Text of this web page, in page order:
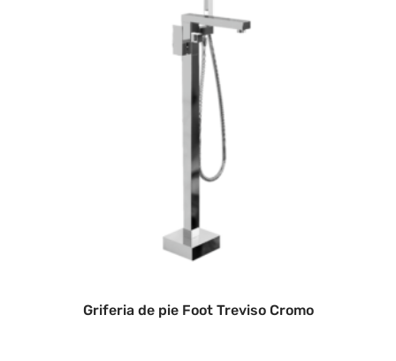
Griferia de pie Foot Treviso Cromo